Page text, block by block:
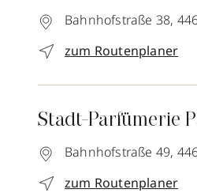
Bahnhofstraße 38,
zum Routenplaner
Stadt-Parfümerie
Bahnhofstraße 49,
zum Routenplaner